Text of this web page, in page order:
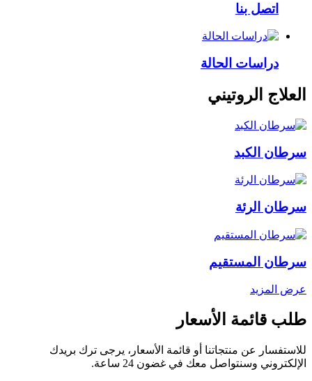
اتصل بنا
دراسات الحالة
العلاج الروتيني
سرطان الكبد
سرطان الرئة
سرطان المستقيم
عرض المزيد
طلب قائمة الأسعار
للاستفسار عن منتجاتنا أو قائمة الأسعار، يرجى ترك بريدك
الإلكتروني وسنتواصل معك في غضون 24 ساعة.